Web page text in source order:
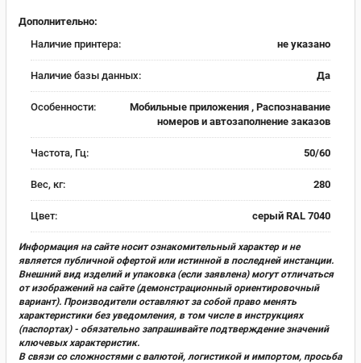
Дополнительно:
Наличие принтера:
не указано
Наличие базы данных: Да
Особенности:
Мобильные приложения , Распознавание
номеров и автозаполнение заказов
Частота, Гц: 50/60
Вес, кг: 280
Цвет: серый RAL 7040
Информация на сайте носит ознакомительный характер и не
является публичной офертой или истинной в последней инстанции.
Внешний вид изделий и упаковка (если заявлена) могут отличаться
от изображений на сайте (демонстрационный ориентировочный
вариант). Производители оставляют за собой право менять
характеристики без уведомления, в том числе в инструкциях
(паспортах) - обязательно запрашивайте подтверждение значений
ключевых характеристик.
В связи со сложностями с валютой, логистикой и импортом, просьба